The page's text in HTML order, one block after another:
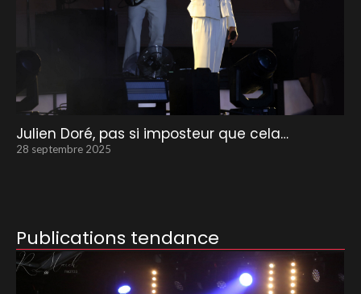
Julien Doré, pas si imposteur que cela…
28 septembre 2025
Publications tendance